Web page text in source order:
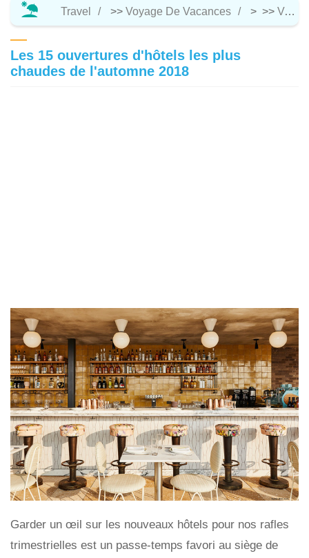
Travel >> Voyage De Vacances > >> Voyage De Bon Sens
Les 15 ouvertures d'hôtels les plus
chaudes de l'automne 2018
Garder un œil sur les nouveaux hôtels pour nos rafles
trimestrielles est un passe-temps favori au siège de